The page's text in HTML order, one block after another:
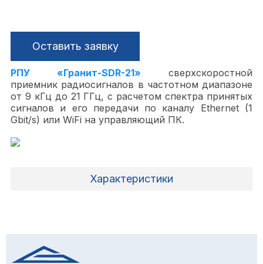
Оставить заявку
РПУ «Гранит-SDR-21» сверхскоростной
приемник радиосигналов в частотном диапазоне
от 9 кГц до 21 ГГц, с расчетом спектра принятых
сигналов и его передачи по каналу Ethernet (1
Gbit/s) или WiFi на управляющий ПК.
Характеристики